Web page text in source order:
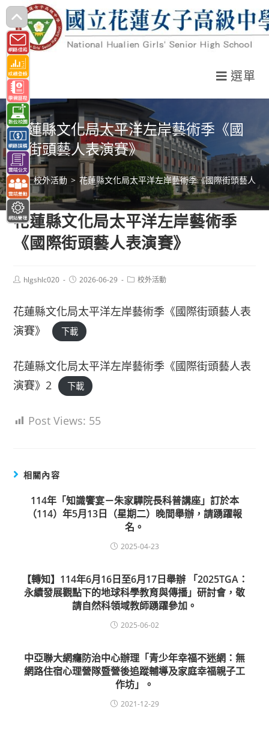
跳
轉
至
主
要
內
容
選單
花蓮縣文化局太平洋左岸藝術季《國
際街頭藝人表演賽》
> 校外活動 > 花蓮縣文化局太平洋左岸藝術季《國際街頭藝人表
花蓮縣文化局太平洋左岸藝術季
《國際街頭藝人表演賽》
Posthlgshlc020
Post2026-06-29
Post校外活動
花蓮縣文化局太平洋左岸藝術季《國際街頭藝人表
演賽》
下載
花蓮縣文化局太平洋左岸藝術季《國際街頭藝人表
演賽》2
下載
Post Views: 55
相關內容
114年「知識饗宴－朱家驊院長科普講座」訂於本
（114）年5月13日（星期二）晚間舉辦，請踴躍報
名。
2025-04-23
【轉知】114年6月16日至6月17日舉辦 「2025TGA：
永續發展觀點下的地球科學教育與傳播」研討會，敬
請自然科領域教師踴躍參加。
2025-06-02
中亞聯大網癮防治中心辦理「青少年幸福不迷網：無
網路住宿心理營隊暨營後追蹤輔導及家庭幸福親子工
作坊」。
2021-12-29